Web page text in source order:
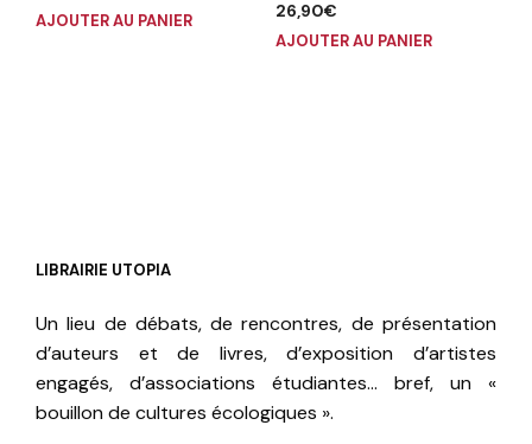
AJOUTER AU PANIER
26,90€
AJOUTER AU PANIER
LIBRAIRIE UTOPIA
Un lieu de débats, de rencontres, de présentation
d’auteurs et de livres, d’exposition d’artistes
engagés, d’associations étudiantes… bref, un «
bouillon de cultures écologiques ».